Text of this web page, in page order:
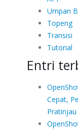
Umpan
Topeng
Transisi
Tutorial
Entri
Cepat,